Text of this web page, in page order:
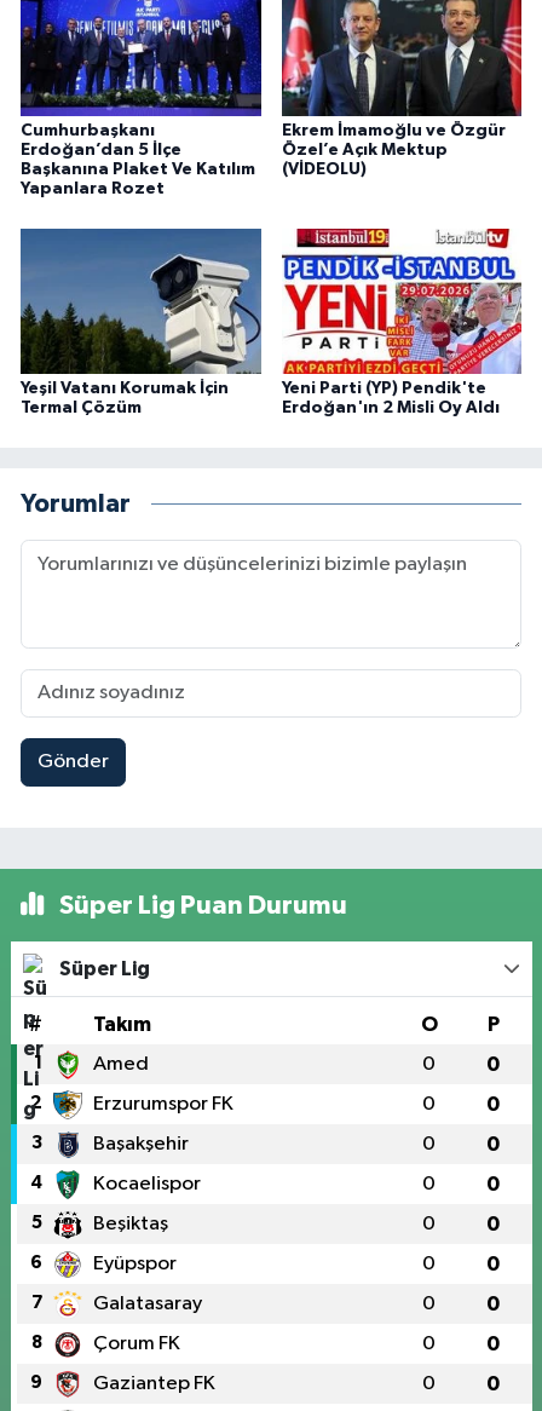
Cumhurbaşkanı
Erdoğan’dan 5 İlçe
Başkanına Plaket Ve Katılım
Yapanlara Rozet
Ekrem İmamoğlu ve Özgür
Özel’e Açık Mektup
(VİDEOLU)
Yeşil Vatanı Korumak İçin
Termal Çözüm
Yeni Parti (YP) Pendik'te
Erdoğan'ın 2 Misli Oy Aldı
Yorumlar
Gönder
Süper Lig Puan Durumu
Süper Lig
# Takım O P
1 Amed 0 0
2 Erzurumspor FK 0 0
3 Başakşehir 0 0
4 Kocaelispor 0 0
5 Beşiktaş 0 0
6 Eyüpspor 0 0
7 Galatasaray 0 0
8 Çorum FK 0 0
9 Gaziantep FK 0 0